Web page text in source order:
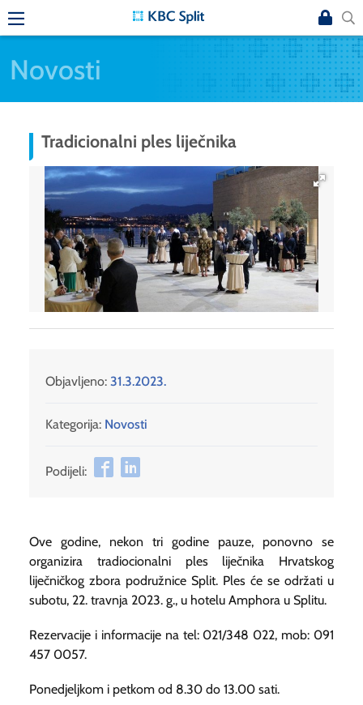
Novosti
Tradicionalni ples liječnika
Objavljeno: 31.3.2023.
Kategorija: Novosti
Podijeli:
Ove godine, nekon tri godine pauze, ponovno se
organizira tradiocionalni ples liječnika Hrvatskog
liječničkog zbora podružnice Split. Ples će se održati u
subotu, 22. travnja 2023. g., u hotelu Amphora u Splitu.
Rezervacije i informacije na tel: 021/348 022, mob: 091
457 0057.
Ponedjeljkom i petkom od 8.30 do 13.00 sati.